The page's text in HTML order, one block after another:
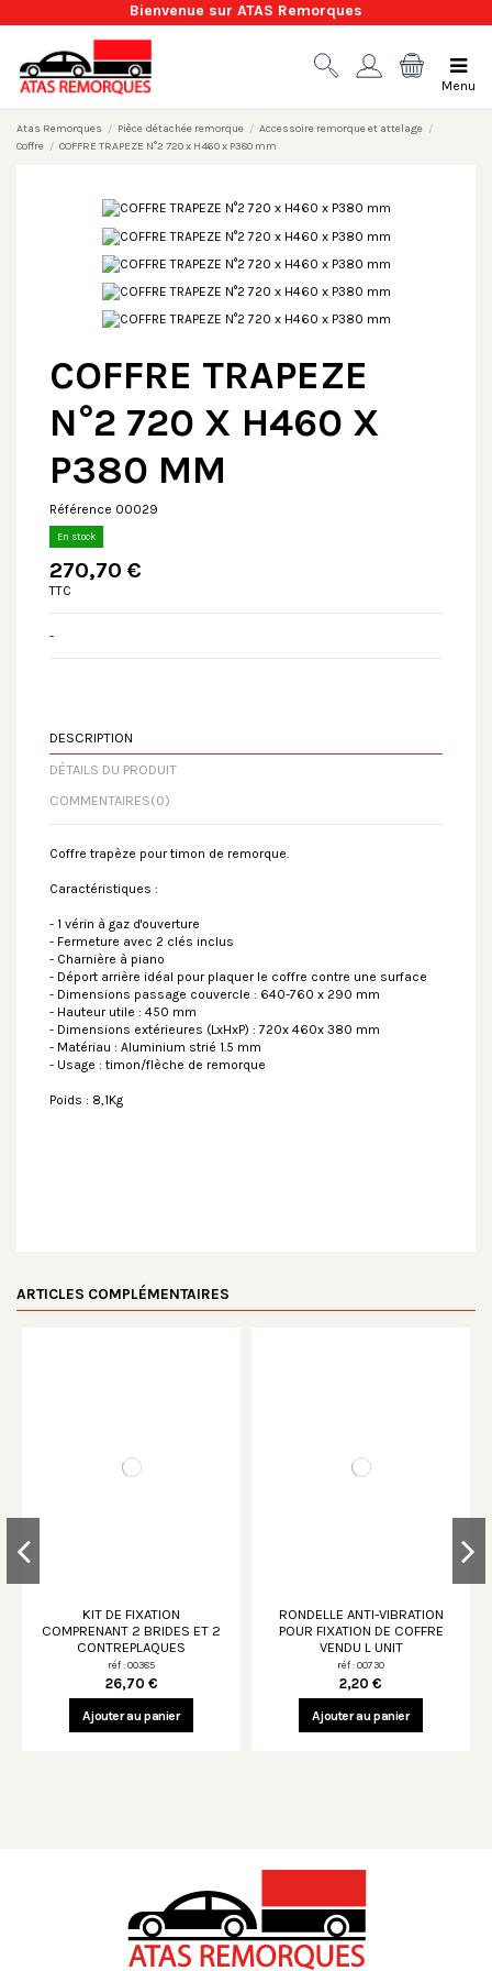
Bienvenue sur ATAS Remorques
Menu
Atas Remorques Pièce détachée remorque
Accessoire remorque et attelage
Coffre
COFFRE TRAPEZE N°2 720 x H460 x P380 mm
COFFRE TRAPEZE
N°2 720 X H460 X
P380 MM
Référence 00029
En stock
270,70 €
TTC
-
DESCRIPTION
DÉTAILS DU PRODUIT
COMMENTAIRES(0)
Coffre trapèze pour timon de remorque.
Caractéristiques :
- 1 vérin à gaz d'ouverture
- Fermeture avec 2 clés inclus
- Charnière à piano
- Déport arrière idéal pour plaquer le coffre contre une surface
- Dimensions passage couvercle : 640-760 x 290 mm
- Hauteur utile : 450 mm
- Dimensions extérieures (LxHxP) : 720x 460x 380 mm
- Matériau : Aluminium strié 1.5 mm
- Usage : timon/flèche de remorque
Poids : 8,1Kg
ARTICLES COMPLÉMENTAIRES
KIT DE FIXATION
COMPRENANT 2 BRIDES ET 2
CONTREPLAQUES
réf : 00385
26,70 €
Ajouter au panier
RONDELLE ANTI-VIBRATION
POUR FIXATION DE COFFRE
VENDU L UNIT
réf : 00730
2,20 €
Ajouter au panier